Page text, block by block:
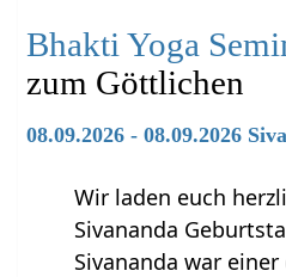
Bhakti Yoga
zum Göttlichen
08.09.2026 - 08.09.2026
Wir laden euch
Sivananda
Sivananda war